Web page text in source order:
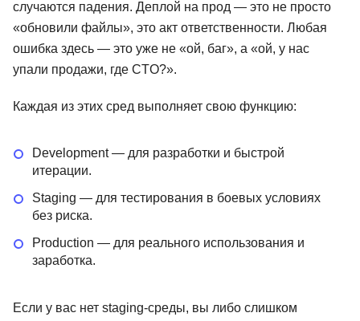
случаются падения. Деплой на прод — это не просто
«обновили файлы», это акт ответственности. Любая
ошибка здесь — это уже не «ой, баг», а «ой, у нас
упали продажи, где CTO?».
Каждая из этих сред выполняет свою функцию:
Development — для разработки и быстрой
итерации.
Staging — для тестирования в боевых условиях
без риска.
Production — для реального использования и
заработка.
Если у вас нет staging-среды, вы либо слишком
261 отзыв
Подробнее
ProductStar 65 отзывов
от 2 784 ₽ Подробнее
Нетология
от 5 041 ₽